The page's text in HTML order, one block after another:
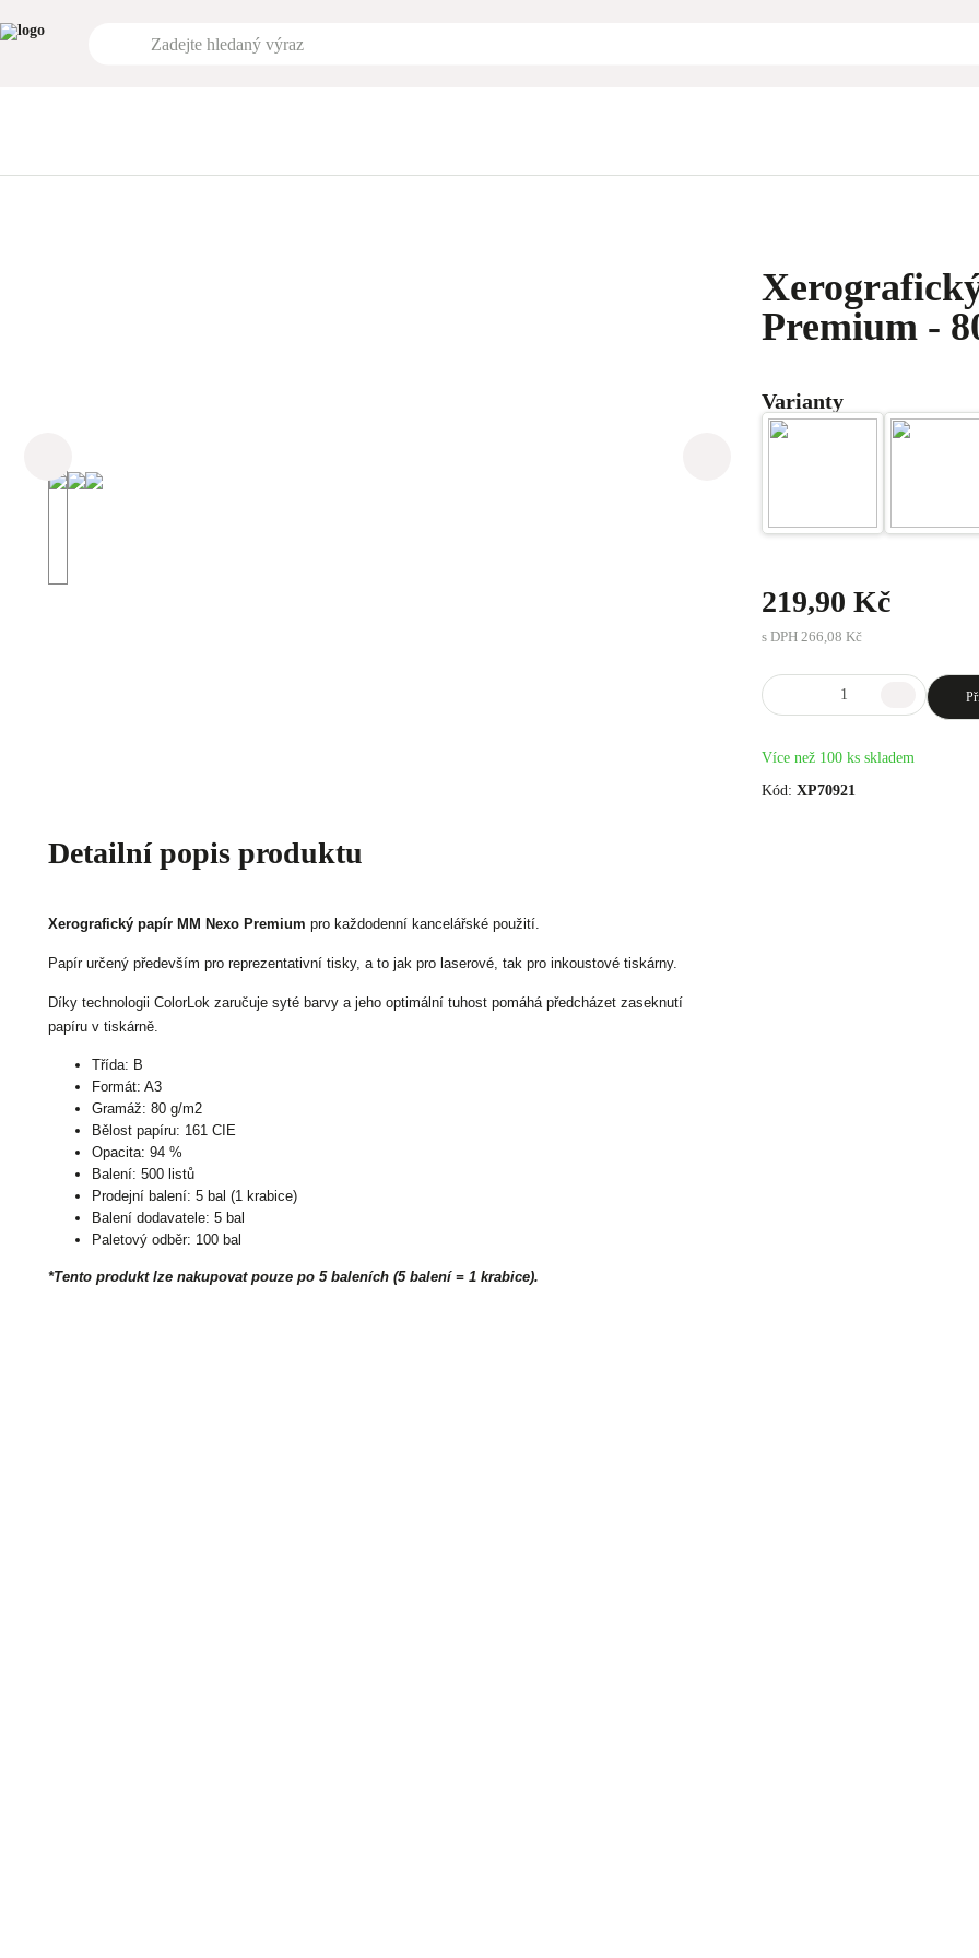
Detailní popis produktu
Xerografický papír MM Nexo Premium pro každodenní kancelářské použití.
Papír určený především pro reprezentativní tisky, a to jak pro laserové, tak pro inkoustové tiskárny.
Díky technologii ColorLok zaručuje syté barvy a jeho optimální tuhost pomáhá předcházet zaseknutí
papíru v tiskárně.
Třída: B
Formát: A3
Gramáž: 80 g/m2
Bělost papíru: 161 CIE
Opacita: 94 %
Balení: 500 listů
Prodejní balení: 5 bal (1 krabice)
Balení dodavatele: 5 bal
Paletový odběr: 100 bal
*Tento produkt lze nakupovat pouze po 5 baleních (5 balení = 1 krabice).
Premium -
Varianty
219,90 Kč
s DPH 266,08 Kč
Více než 100 ks skladem
Kód: XP70921